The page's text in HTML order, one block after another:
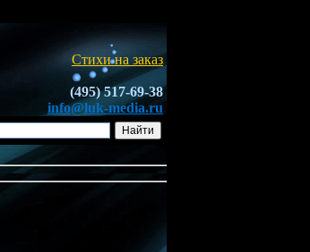
Стихи на заказ
(495) 517-69-38
info@luk-media.ru